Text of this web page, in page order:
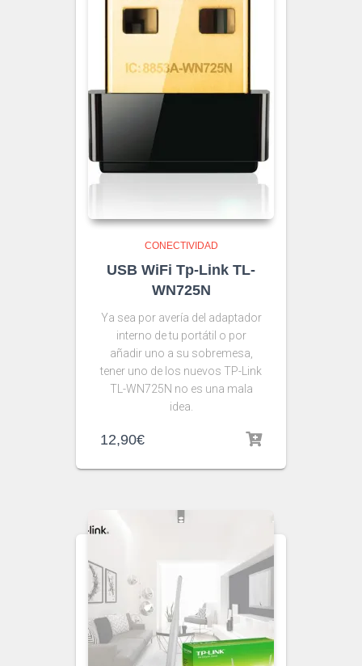
CONECTIVIDAD
USB WiFi Tp-Link TL-
WN725N
Ya sea por avería del adaptador
interno de tu portátil o por
añadir uno a su sobremesa,
tener uno de los nuevos TP-Link
TL-WN725N no es una mala
idea.
12,90€